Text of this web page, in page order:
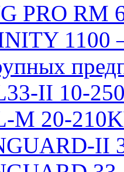
PRO RM
1100
II 10-
M 20-
II